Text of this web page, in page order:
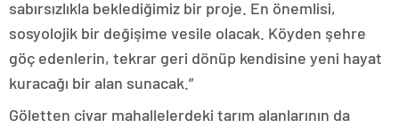
sabırsızlıkla beklediğimiz bir proje. En önemlisi,
sosyolojik bir değişime vesile olacak. Köyden şehre
göç edenlerin, tekrar geri dönüp kendisine yeni hayat
kuracağı bir alan sunacak.”
Göletten civar mahallelerdeki tarım alanlarının da